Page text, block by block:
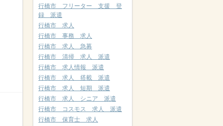
行橋市 フリーター 支援 登
録 派遣
行橋市 求人
行橋市 事務 求人
行橋市 求人 急募
行橋市 清掃 求人 派遣
行橋市 求人情報 派遣
行橋市 求人 搭載 派遣
行橋市 求人 短期 派遣
行橋市 求人 シニア 派遣
行橋市 コスモス 求人 派遣
行橋市 保育士 求人